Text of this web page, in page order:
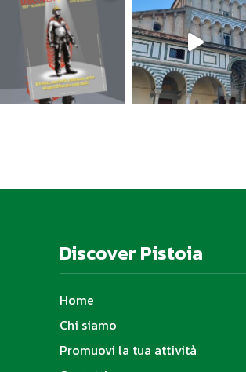
Discover Pistoia
Home
Chi siamo
Promuovi la tua attività